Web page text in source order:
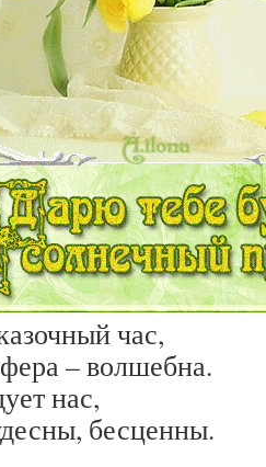
час,
– волшебна.
нас,
бесценны.